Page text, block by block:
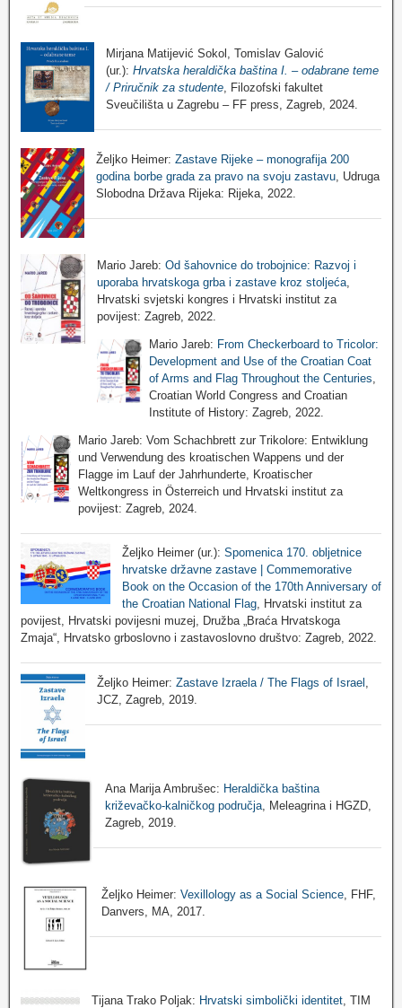
Mirjana Matijević Sokol, Tomislav Galović
(ur.): Hrvatska heraldička baština I. – odabrane teme
/ Priručnik za studente, Filozofski fakultet
Sveučilišta u Zagrebu – FF press, Zagreb, 2024.
Željko Heimer: Zastave Rijeke – monografija 200
godina borbe grada za pravo na svoju zastavu, Udruga
Slobodna Država Rijeka: Rijeka, 2022.
Mario Jareb: Od šahovnice do trobojnice: Razvoj i
uporaba hrvatskoga grba i zastave kroz stoljeća,
Hrvatski svjetski kongres i Hrvatski institut za
povijest: Zagreb, 2022.
Mario Jareb: From Checkerboard to Tricolor:
Development and Use of the Croatian Coat
of Arms and Flag Throughout the Centuries
Croatian World Congress and Croatian
Institute of History: Zagreb, 2022.
Mario Jareb: Vom Schachbrett zur Trikolore: Entwiklung
und Verwendung des kroatischen Wappens und der
Flagge im Lauf der Jahrhunderte, Kroatischer
Weltkongress in Österreich und Hrvatski institut za
povijest: Zagreb, 2024.
Željko Heimer (ur.): Spomenica 170. obljetnice
hrvatske državne zastave | Commemorative
Book on the Occasion of the 170th Anniversary of
the Croatian National Flag, Hrvatski institut za
povijest, Hrvatski povijesni muzej, Družba „Braća Hrvatskoga
Zmaja“, Hrvatsko grboslovno i zastavoslovno društvo: Zagreb, 2022.
Željko Heimer:Zastave Izraela / The Flags of Israel
JCZ, Zagreb, 2019.
Ana Marija Ambrušec: Heraldička baština
križevačko-kalničkog područja, Meleagrina i HGZD,
Zagreb, 2019.
Željko Heimer:Vexillology as a Social Science , FHF,
Danvers, MA, 2017.
Tijana Trako Poljak: Hrvatski simbolički identitet , TIM